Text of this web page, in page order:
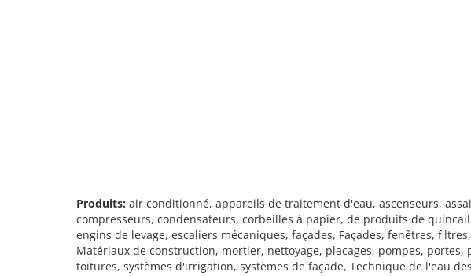
Produits: air conditionné, appareils de traitement d'eau, ascenseurs,
compresseurs, condensateurs, corbeilles à papier, de produits de
engins de levage, escaliers mécaniques, façades, Façades, fenêtres,
Matériaux de construction, mortier, nettoyage, placages, pompes,
toitures, systèmes d'irrigation, systèmes de façade, Technique de l'eau